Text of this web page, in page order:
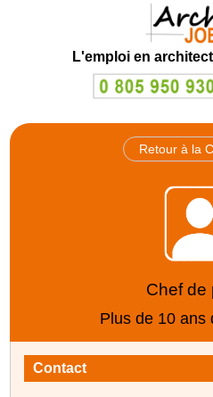
L'emploi en
Retour à la
Chef de
Plus de 10 ans
Contact